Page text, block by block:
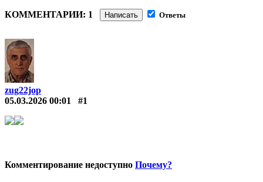
КОММЕНТАРИИ: 1 Написать Ответы
zug22jop
05.03.2026 00:01
#1
Комментирование недоступно Почему?